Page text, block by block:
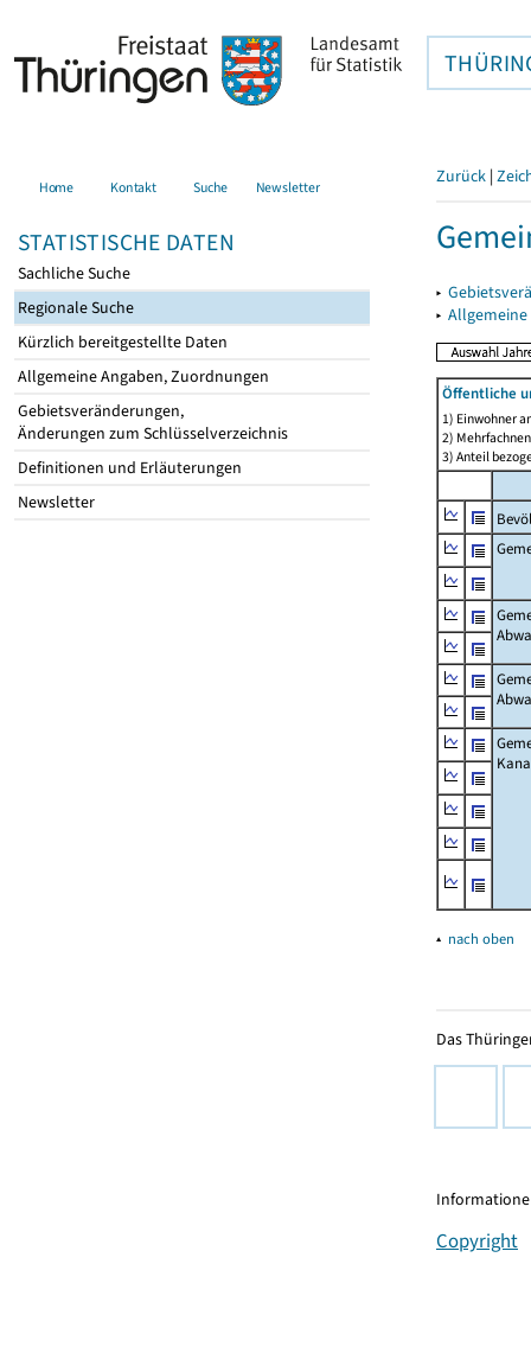
Home Kontakt Suche Newsletter
STATISTISCHE DATEN
Sachliche Suche
Regionale Suche
Kürzlich bereitgestellte Daten
Allgemeine Angaben, Zuordnungen
Gebietsveränderungen,
Änderungen zum Schlüsselverzeichnis
Definitionen und Erläuterungen
Newsletter
Zurück |
▸
▸
Öffentliche
1) Einwohner
2)
3) Anteil
▴ nach oben
Das
Copyright